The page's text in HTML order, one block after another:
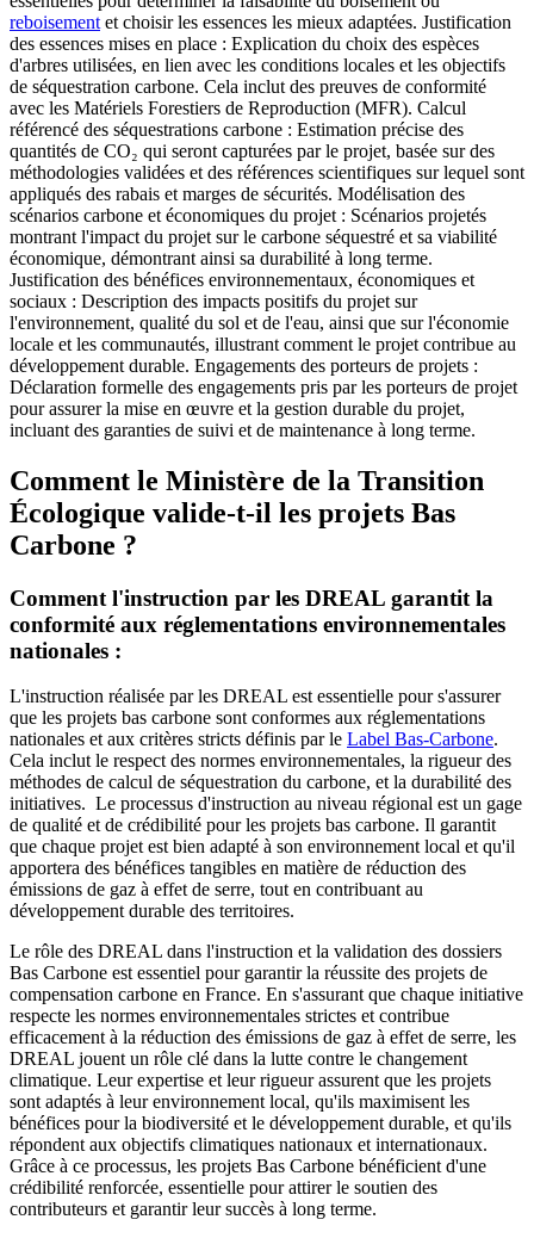
reboisement et choisir les essences les mieux adaptées. Justification
des essences mises en place : Explication du choix des espèces
d'arbres utilisées, en lien avec les conditions locales et les objectifs
de séquestration carbone. Cela inclut des preuves de conformité
avec les Matériels Forestiers de Reproduction (MFR). Calcul
référencé des séquestrations carbone : Estimation précise des
quantités de CO₂ qui seront capturées par le projet, basée sur des
méthodologies validées et des références scientifiques sur lequel sont
appliqués des rabais et marges de sécurités. Modélisation des
scénarios carbone et économiques du projet : Scénarios projetés
montrant l'impact du projet sur le carbone séquestré et sa viabilité
économique, démontrant ainsi sa durabilité à long terme.
Justification des bénéfices environnementaux, économiques et
sociaux : Description des impacts positifs du projet sur
l'environnement, qualité du sol et de l'eau, ainsi que sur l'économie
locale et les communautés, illustrant comment le projet contribue au
développement durable. Engagements des porteurs de projets :
Déclaration formelle des engagements pris par les porteurs de projet
pour assurer la mise en œuvre et la gestion durable du projet,
incluant des garanties de suivi et de maintenance à long terme.
Comment le Ministère de la Transition
Écologique valide-t-il les projets Bas
Carbone ?
Comment l'instruction par les DREAL garantit la
conformité aux réglementations environnementales
nationales :
L'instruction réalisée par les DREAL est essentielle pour s'assurer
que les projets bas carbone sont conformes aux réglementations
nationales et aux critères stricts définis par le Label Bas-Carbone.
Cela inclut le respect des normes environnementales, la rigueur des
méthodes de calcul de séquestration du carbone, et la durabilité des
initiatives. Le processus d'instruction au niveau régional est un gage
de qualité et de crédibilité pour les projets bas carbone. Il garantit
que chaque projet est bien adapté à son environnement local et qu'il
apportera des bénéfices tangibles en matière de réduction des
émissions de gaz à effet de serre, tout en contribuant au
développement durable des territoires.
Le rôle des DREAL dans l'instruction et la validation des dossiers
Bas Carbone est essentiel pour garantir la réussite des projets de
compensation carbone en France. En s'assurant que chaque initiative
respecte les normes environnementales strictes et contribue
efficacement à la réduction des émissions de gaz à effet de serre, les
DREAL jouent un rôle clé dans la lutte contre le changement
climatique. Leur expertise et leur rigueur assurent que les projets
sont adaptés à leur environnement local, qu'ils maximisent les
bénéfices pour la biodiversité et le développement durable, et qu'ils
répondent aux objectifs climatiques nationaux et internationaux.
Grâce à ce processus, les projets Bas Carbone bénéficient d'une
crédibilité renforcée, essentielle pour attirer le soutien des
contributeurs et garantir leur succès à long terme.